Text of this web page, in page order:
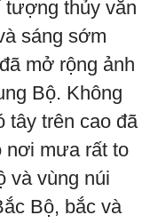
tượng thủy văn
sáng sớm
mở rộng ảnh
Bộ. Không
tây trên cao đã
nơi mưa rất to
và vùng núi
Bộ, bắc và